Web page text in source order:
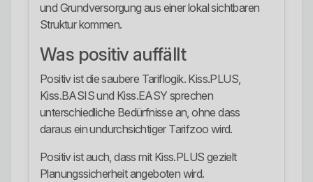
und Grundversorgung aus einer lokal sichtbaren
Struktur kommen.
Was positiv auffällt
Positiv ist die saubere Tariflogik. Kiss.PLUS,
Kiss.BASIS und Kiss.EASY sprechen
unterschiedliche Bedürfnisse an, ohne dass
daraus ein undurchsichtiger Tarifzoo wird.
Positiv ist auch, dass mit Kiss.PLUS gezielt
Planungssicherheit angeboten wird.